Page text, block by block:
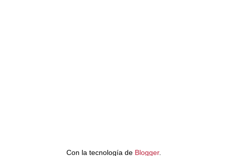
Con la tecnología de Blogger.